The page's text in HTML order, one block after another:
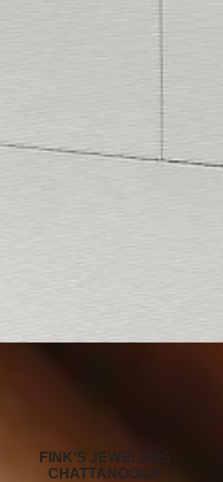
‭FINK'S JEWELERS
CHATTANOOGA‬